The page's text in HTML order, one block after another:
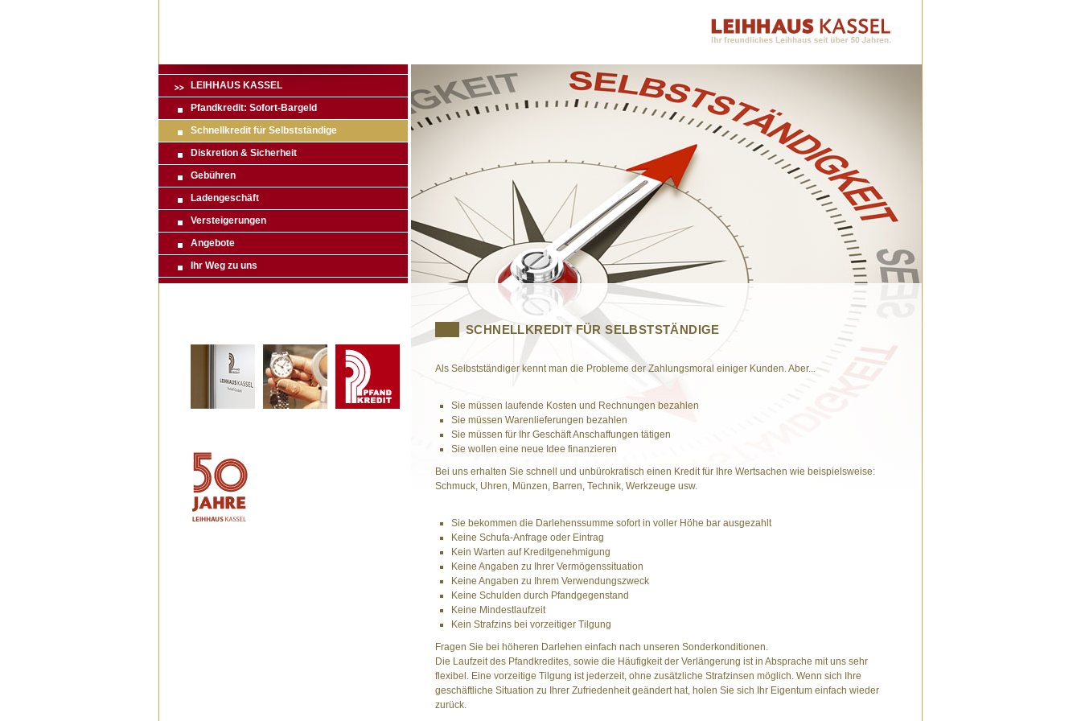
LEIHHAUS KASSEL
Pfandkredit: Sofort-Bargeld
Schnellkredit für Selbstständige
Diskretion & Sicherheit
Gebühren
Ladengeschäft
Versteigerungen
Angebote
Ihr Weg zu uns
SCHNELLKREDIT FÜR SELBSTSTÄNDIGE
Als Selbstständiger kennt man die Probleme der Zahlungsmoral einiger Kunden. Aber...
Sie müssen laufende Kosten und Rechnungen bezahlen
Sie müssen Warenlieferungen bezahlen
Sie müssen für Ihr Geschäft Anschaffungen tätigen
Sie wollen eine neue Idee finanzieren
Bei uns erhalten Sie schnell und unbürokratisch einen Kredit für Ihre Wertsachen wie beispielsweise:
Schmuck, Uhren, Münzen, Barren, Technik, Werkzeuge usw.
Sie bekommen die Darlehenssumme sofort in voller Höhe bar ausgezahlt
Keine Schufa-Anfrage oder Eintrag
Kein Warten auf Kreditgenehmigung
Keine Angaben zu Ihrer Vermögenssituation
Keine Angaben zu Ihrem Verwendungszweck
Keine Schulden durch Pfandgegenstand
Keine Mindestlaufzeit
Kein Strafzins bei vorzeitiger Tilgung
Fragen Sie bei höheren Darlehen einfach nach unseren Sonderkonditionen.
Die Laufzeit des Pfandkredites, sowie die Häufigkeit der Verlängerung ist in Absprache mit uns sehr
flexibel. Eine vorzeitige Tilgung ist jederzeit, ohne zusätzliche Strafzinsen möglich. Wenn sich Ihre
geschäftliche Situation zu Ihrer Zufriedenheit geändert hat, holen Sie sich Ihr Eigentum einfach wieder
zurück.